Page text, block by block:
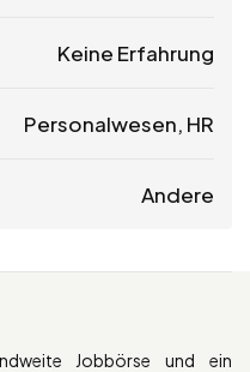
Keine Erfahrung
Personalwesen, HR
Andere
Jobbörse und ein